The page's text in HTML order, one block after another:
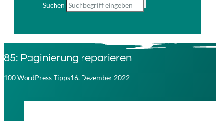
Suchen
85: Paginierung reparieren
100 WordPress-Tipps16. Dezember 2022